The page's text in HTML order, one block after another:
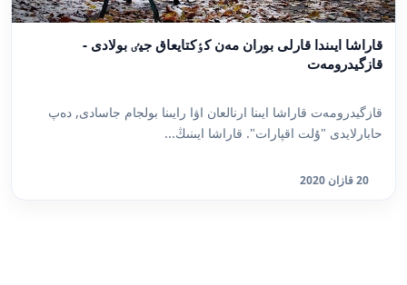
قاراشا ايىندا قارلى بوران مەن كٶكتايعاق جيٸ بولادى -
قازگيدرومەت
قازگيدرومەت قاراشا ايىنا ارنالعان اۋا رايىنا بولجام جاسادى, دەپ
حابارلايدى "ۇلت اقپارات". قاراشا ايىنىڭ...
20 قازان 2020